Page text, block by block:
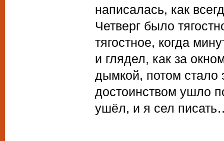
написалась, как
Четверг было
тягостное, когда
и глядел, как за
дымкой, потом стало
достоинством ушло
ушёл, и я сел